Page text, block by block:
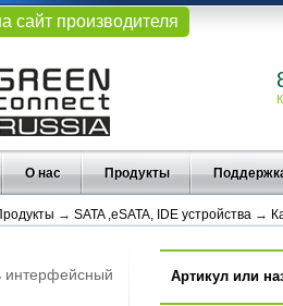
сайт производителя
О нас Продукты
→ SATA ,eSATA, IDE устройства →
интерфейсный
Артикул или